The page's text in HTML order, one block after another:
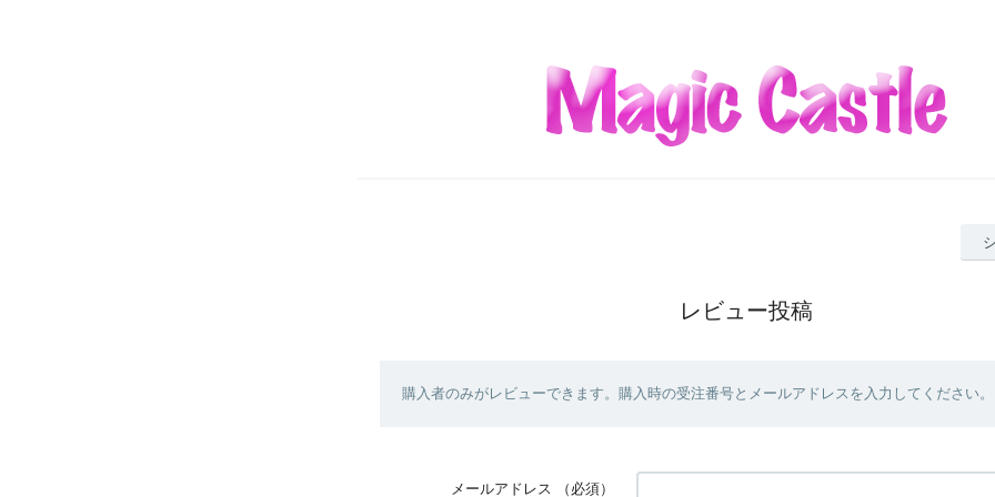
レビュー投稿
購入者のみがレビューできます。購入時の受注番号とメールアドレスを入力してください。
メールアドレス （必須）